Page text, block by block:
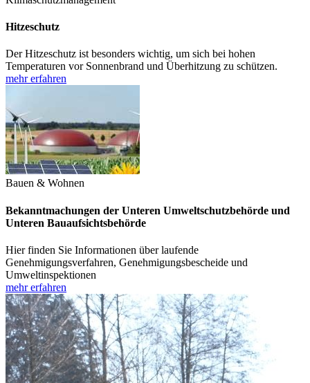
Hitzeschutz
Der Hitzeschutz ist besonders wichtig, um sich bei hohen
Temperaturen vor Sonnenbrand und Überhitzung zu schützen.
mehr erfahren
Bauen & Wohnen
Bekanntmachungen der Unteren Umweltschutzbehörde und
Unteren Bauaufsichtsbehörde
Hier finden Sie Informationen über laufende
Genehmigungsverfahren, Genehmigungsbescheide und
Umweltinspektionen
mehr erfahren